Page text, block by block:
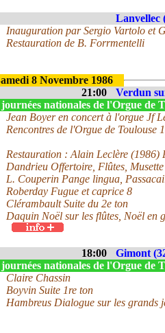
Lanvellec
Inauguration par Sergio Vartolo et
Restauration de B. Forrmentelli
8 Novembre 1986
21:00
Verdun
nationales de l'Orgue de
Jean Boyer en concert à l'orgue Jf
Rencontres de l'Orgue de Toulouse
Restauration : Alain Leclère (1986)
Dandrieu Offertoire, Flûtes, Musette
L. Couperin Pange lingua,
Roberday Fugue et caprice 8
Clérambault Suite du 2e ton
Daquin Noël sur les flûtes, Noël en
18:00 Gimont
nationales de l'Orgue de
Claire Chassin
Boyvin Suite 1re ton
Hambreus Dialogue sur les grands